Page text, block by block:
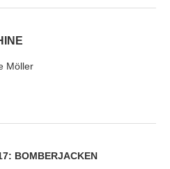
Möller
BOMBERJACKEN